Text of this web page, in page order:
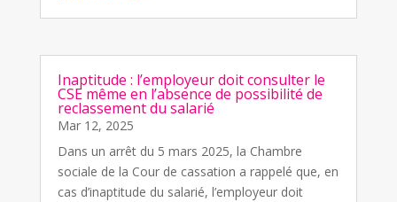
Inaptitude : l’employeur doit consulter le
CSE même en l’absence de possibilité de
reclassement du salarié
Mar 12, 2025
Dans un arrêt du 5 mars 2025, la Chambre
sociale de la Cour de cassation a rappelé que, en
cas d’inaptitude du salarié, l’employeur doit